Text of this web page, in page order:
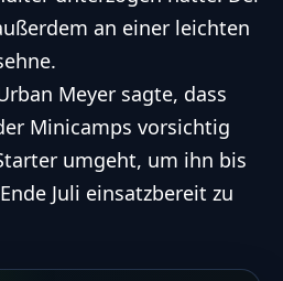
an einer leichten
Meyer sagte, dass
Minicamps vorsichtig
umgeht, um ihn bis
Juli einsatzbereit zu